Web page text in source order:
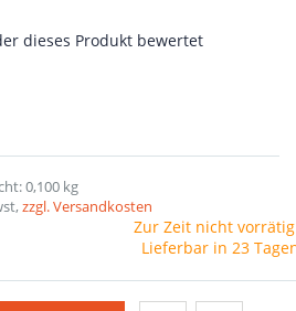
dieses Produkt bewertet
0,100 kg
zzgl. Versandkosten
Zur Zeit nicht
Lieferbar in 23